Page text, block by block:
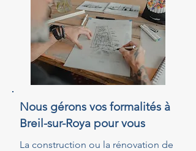
Nous gérons vos formalités à
Breil-sur-Roya pour vous
La construction ou la rénovation de